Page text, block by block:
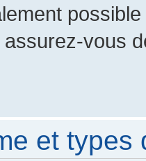
vous
et types